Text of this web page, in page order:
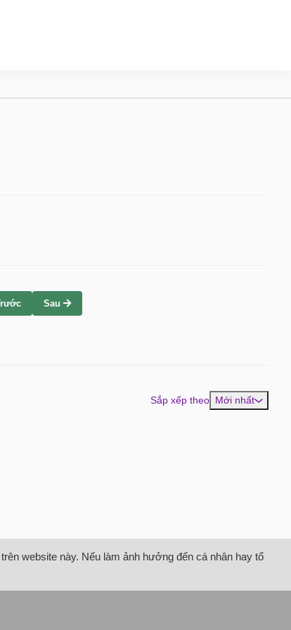
Sau
Sắp xếp theo Mới nhất
website này. Nếu làm ảnh hưởng đến cá nhân hay tổ